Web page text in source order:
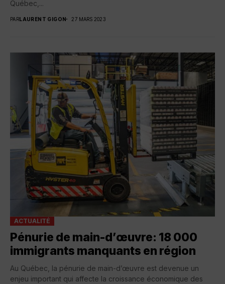
Québec,...
PAR LAURENT GIGON 27 MARS 2023
ACTUALITÉ
Pénurie de main-d’œuvre: 18 000
immigrants manquants en région
Au Québec, la pénurie de main-d’œuvre est devenue un
enjeu important qui affecte la croissance économique des